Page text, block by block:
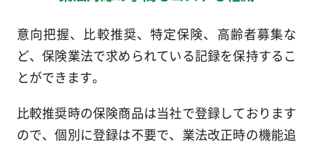
意向把握、比較推奨、特定保険、高齢者募集な
ど、保険業法で求められている記録を保持するこ
とができます。
比較推奨時の保険商品は当社で登録しております
ので、個別に登録は不要で、業法改正時の機能追